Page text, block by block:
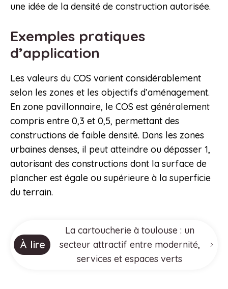
une idée de la densité de construction autorisée.
Exemples pratiques
d’application
Les valeurs du COS varient considérablement
selon les zones et les objectifs d’aménagement.
En zone pavillonnaire, le COS est généralement
compris entre 0,3 et 0,5, permettant des
constructions de faible densité. Dans les zones
urbaines denses, il peut atteindre ou dépasser 1,
autorisant des constructions dont la surface de
plancher est égale ou supérieure à la superficie
du terrain.
À lire
La cartoucherie à toulouse : un
secteur attractif entre modernité,
services et espaces verts